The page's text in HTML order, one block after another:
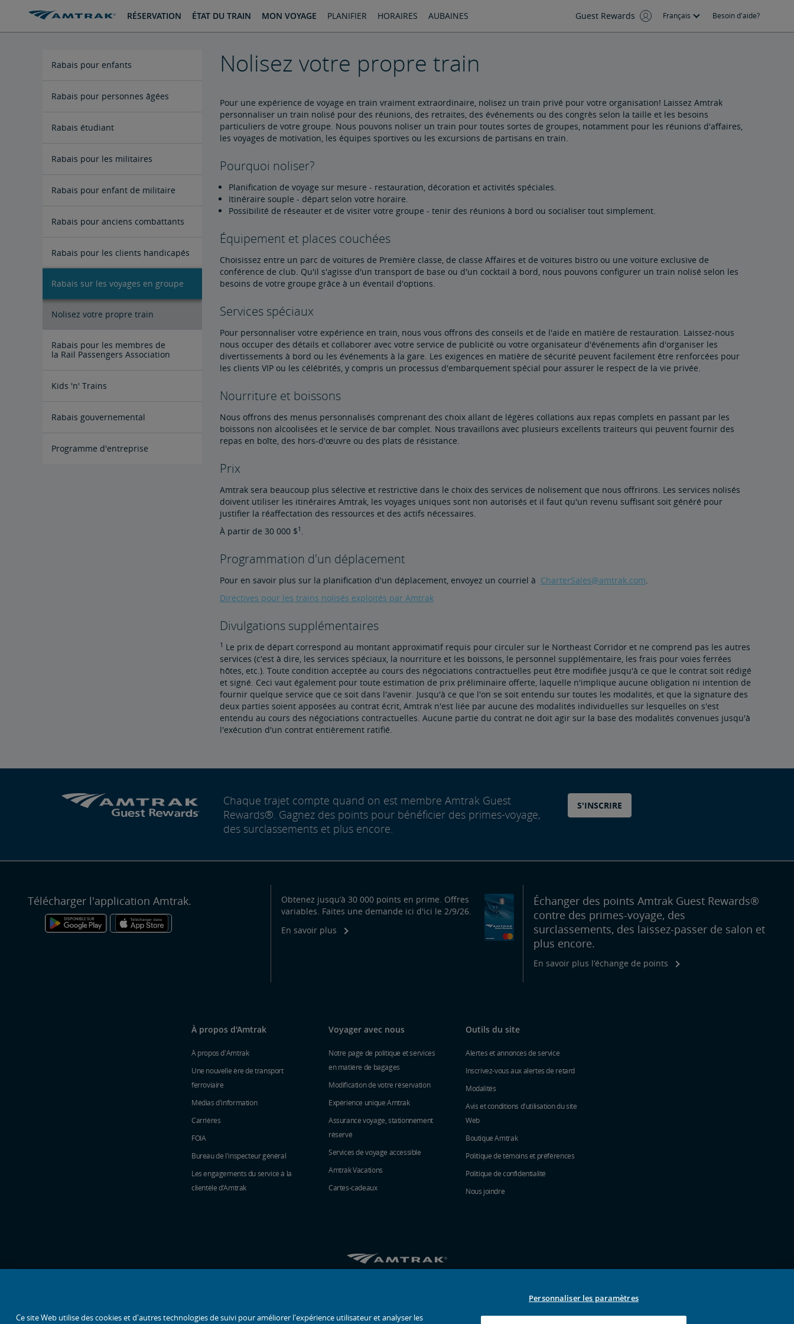
passer
passer
navigation
RÉSERVATION ÉTAT DU TRAIN MON VOYAGE PLANIFIER HORAIRES AUBAINES Guest Rewards Français Besoin d'aide?
Rabais pour enfants
Rabais pour personnes âgées
Rabais étudiant
Rabais pour les militaires
Rabais pour enfant de militaire
Rabais pour anciens combattants
Rabais pour les clients handicapés
Rabais sur les voyages en groupe
Nolisez votre propre train
Rabais pour les membres de
la Rail Passengers Association
Kids 'n' Trains
Pacific Surfliner – Kids 'n' Trains
Gold Runner pour Kids-n-Trains
Rabais gouvernemental
Programme d'entreprise
Nolisez votre propre train
Pour une expérience de voyage en train vraiment extraordinaire, nolisez un train privé pour votre organisation! Laissez Amtrak
personnaliser un train nolisé pour des réunions, des retraites, des événements ou des congrès selon la taille et les besoins
particuliers de votre groupe. Nous pouvons noliser un train pour toutes sortes de groupes, notamment pour les réunions d'affaires,
les voyages de motivation, les équipes sportives ou les excursions de partisans en train.
Pourquoi noliser?
Planification de voyage sur mesure - restauration, décoration et activités spéciales.
Itinéraire souple - départ selon votre horaire.
Possibilité de réseauter et de visiter votre groupe - tenir des réunions à bord ou socialiser tout simplement.
Équipement et places couchées
Choisissez entre un parc de voitures de Première classe, de classe Affaires et de voitures bistro ou une voiture exclusive de
conférence de club. Qu'il s'agisse d'un transport de base ou d'un cocktail à bord, nous pouvons configurer un train nolisé selon les
besoins de votre groupe grâce à un éventail d'options.
Services spéciaux
Pour personnaliser votre expérience en train, nous vous offrons des conseils et de l'aide en matière de restauration. Laissez-nous
nous occuper des détails et collaborer avec votre service de publicité ou votre organisateur d'événements afin d'organiser les
divertissements à bord ou les événements à la gare. Les exigences en matière de sécurité peuvent facilement être renforcées pour
les clients VIP ou les célébrités, y compris un processus d'embarquement spécial pour assurer le respect de la vie privée.
Nourriture et boissons
Nous offrons des menus personnalisés comprenant des choix allant de légères collations aux repas complets en passant par les
boissons non alcoolisées et le service de bar complet. Nous travaillons avec plusieurs excellents traiteurs qui peuvent fournir des
repas en boîte, des hors-d'œuvre ou des plats de résistance.
Prix
Amtrak sera beaucoup plus sélective et restrictive dans le choix des services de nolisement que nous offrirons. Les services nolisés
doivent utiliser les itinéraires Amtrak, les voyages uniques sont non autorisés et il faut qu'un revenu suffisant soit généré pour
justifier la réaffectation des ressources et des actifs nécessaires.
À partir de 30 000 $1 .
Programmation d'un déplacement
Pour en savoir plus sur la planification d'un déplacement, envoyez un courriel à CharterSales@amtrak.com.
Directives pour les trains nolisés exploités par Amtrak
Divulgations supplémentaires
1 Le prix de départ correspond au montant approximatif requis pour circuler sur le Northeast Corridor et ne comprend pas les autres
services (c'est à dire, les services spéciaux, la nourriture et les boissons, le personnel supplémentaire, les frais pour voies ferrées
hôtes, etc.). Toute condition acceptée au cours des négociations contractuelles peut être modifiée jusqu'à ce que le contrat soit rédigé
et signé. Ceci vaut également pour toute estimation de prix préliminaire offerte, laquelle n'implique aucune obligation ni intention de
fournir quelque service que ce soit dans l'avenir. Jusqu'à ce que l'on se soit entendu sur toutes les modalités, et que la signature des
deux parties soient apposées au contrat écrit, Amtrak n'est liée par aucune des modalités individuelles sur lesquelles on s'est
entendu au cours des négociations contractuelles. Aucune partie du contrat ne doit agir sur la base des modalités convenues jusqu'à
l'exécution d'un contrat entièrement ratifié.
Chaque trajet compte quand on est membre Amtrak Guest
Rewards®. Gagnez des points pour bénéficier des primes-voyage,
des surclassements et plus encore.
S'INSCRIRE
Télécharger l'application Amtrak.
Obtenez jusqu’à 30 000 points en prime. Offres
variables. Faites une demande ici d'ici le 2/9/26.
En savoir plus
Échanger des points Amtrak Guest Rewards®
contre des primes-voyage, des
surclassements, des laissez-passer de salon et
plus encore.
En savoir plus l’échange de points
À propos d'Amtrak
À propos d'Amtrak
Une nouvelle ère de transport
ferroviaire
Médias d'information
Carrières
FOIA
Bureau de l'inspecteur général
Les engagements du service à la
clientèle d’Amtrak
Voyager avec nous
Notre page de politique et services
en matière de bagages
Modification de votre réservation
Expérience unique Amtrak
Assurance voyage, stationnement
réservé
Services de voyage accessible
Amtrak Vacations
Cartes-cadeaux
Outils du site
Alertes et annonces de service
Inscrivez-vous aux alertes de retard
Modalités
Avis et conditions d'utilisation du site
Web
Boutique Amtrak
Politique de témoins et préférences
Politique de confidentialité
Nous joindre
Ce site Web utilise des cookies et d'autres technologies de suivi pour améliorer l'expérience utilisateur et analyser les
Personnaliser les paramètres